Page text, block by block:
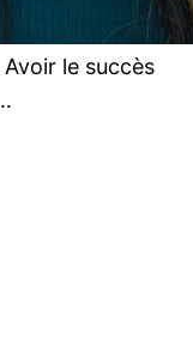
réussir en cette
le succès